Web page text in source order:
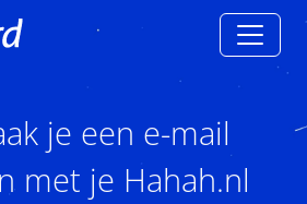
je een e-mail
met je Hahah.nl